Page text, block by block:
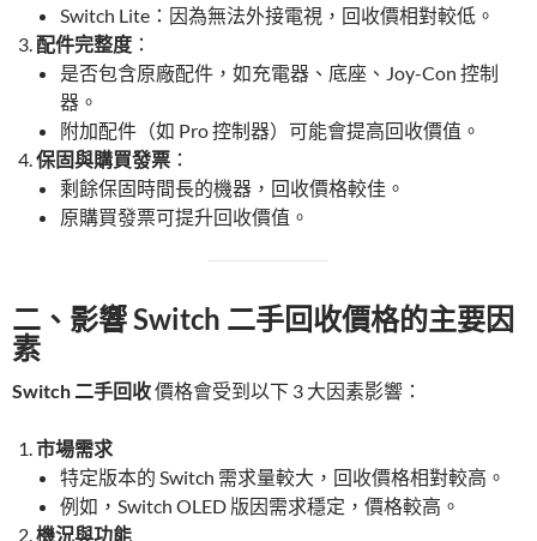
Switch Lite：因為無法外接電視，回收價相對較低。
配件完整度 ：
是否包含原廠配件，如充電器、底座、Joy-Con 控制
器。
附加配件（如 Pro 控制器）可能會提高回收價值。
保固與購買發票 ：
剩餘保固時間長的機器，回收價格較佳。
原購買發票可提升回收價值。
二、影響 Switch 二手回收價格的主要因
素
Switch 二手回收價格會受到以下 3 大因素影響：
市場需求
特定版本的 Switch 需求量較大，回收價格相對較高。
例如，Switch OLED 版因需求穩定，價格較高。
機況與功能